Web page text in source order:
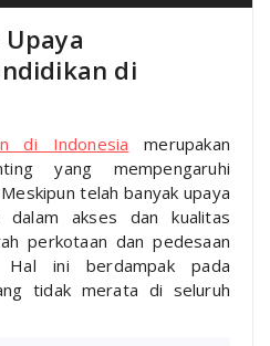
di
di Indonesia merupakan
yang mempengaruhi
telah banyak upaya
dalam akses dan kualitas
perkotaan dan pedesaan
ini berdampak pada
tidak merata di seluruh